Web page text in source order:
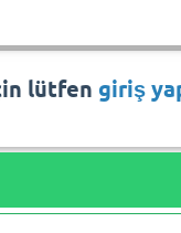
lütfen giriş